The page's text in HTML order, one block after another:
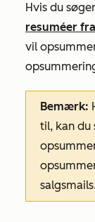
Hvis du
resuméer
vil
Bemærk:
til, kan du